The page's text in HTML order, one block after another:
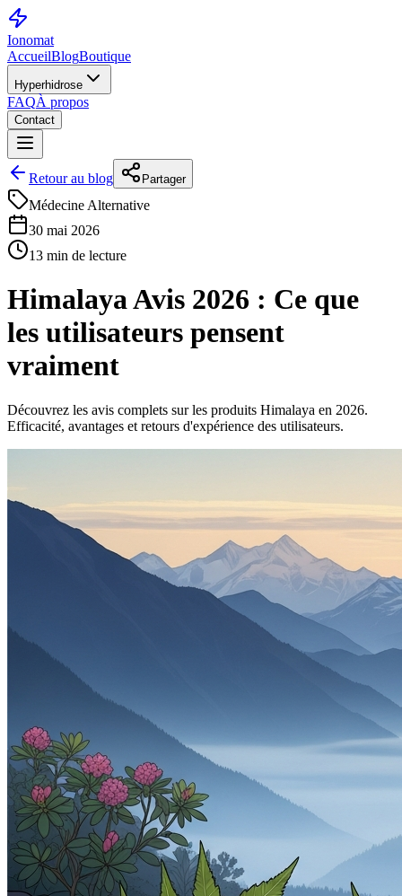
Ionomat
AccueilBlogBoutique
Hyperhidrose
FAQÀ propos
Contact
Retour au blog Partager
Médecine Alternative
30 mai 2026
13 min de lecture
Himalaya Avis 2026 : Ce que
les utilisateurs pensent
vraiment
Découvrez les avis complets sur les produits Himalaya en 2026.
Efficacité, avantages et retours d'expérience des utilisateurs.